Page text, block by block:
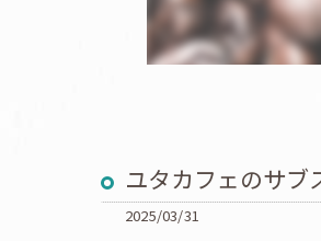
ユタカフェのサブ
2025/03/31